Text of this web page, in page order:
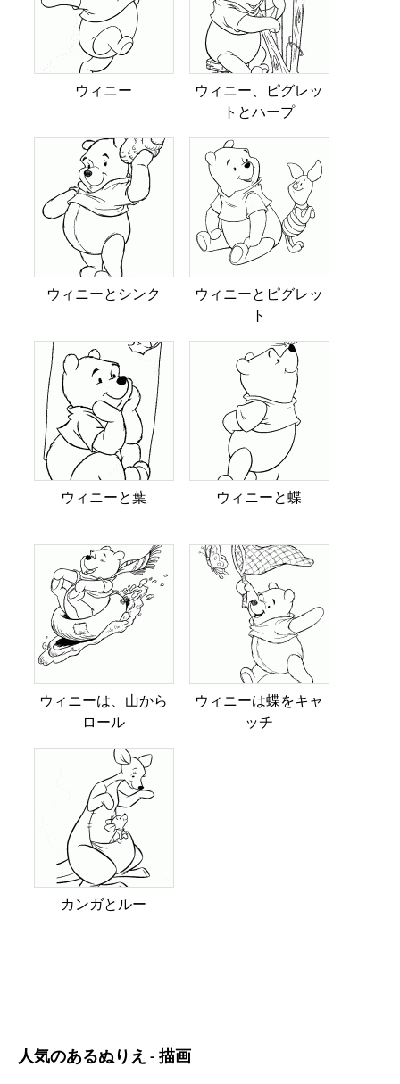
ウィニー
ウィニー、ピグレッ
トとハープ
ウィニーとシンク
ウィニーとピグレッ
ト
ウィニーと葉 ウィニーと蝶
ウィニーは、山から
ロール
ウィニーは蝶をキャ
ッチ
カンガとルー
人気のあるぬりえ - 描画